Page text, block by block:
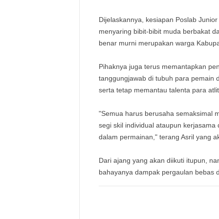
Dijelaskannya, kesiapan Poslab
menyaring bibit-bibit muda berbakat
benar murni merupakan warga
Pihaknya juga terus memantapkan
tanggungjawab di tubuh para pemain
serta tetap memantau talenta para
"Semua harus berusaha semaksimal
segi skil individual ataupun
dalam permainan," terang Asril yang
Dari ajang yang akan diikuti itupun,
bahayanya dampak pergaulan bebas